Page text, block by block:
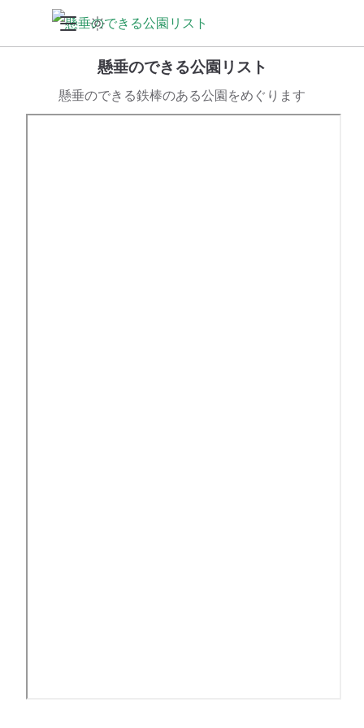
懸垂のできる公園リスト
懸垂のできる鉄棒のある公園をめぐります